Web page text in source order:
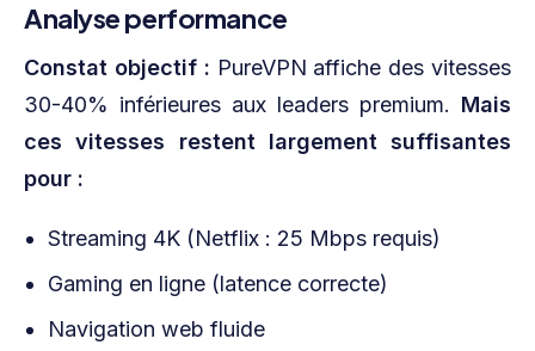
Analyse performance
Constat objectif : PureVPN affiche des vitesses
30-40% inférieures aux leaders premium. Mais
ces vitesses restent largement suffisantes
pour :
Streaming 4K (Netflix : 25 Mbps requis)
Gaming en ligne (latence correcte)
Navigation web fluide